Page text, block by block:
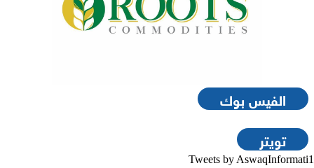
الفيس بوك
تويتر
Tweets by AswaqInformati1